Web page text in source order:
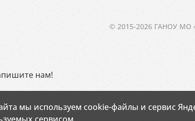
© 2015-2026 ГАНОУ МО
мы используем cookie-файлы и сервис
нам!